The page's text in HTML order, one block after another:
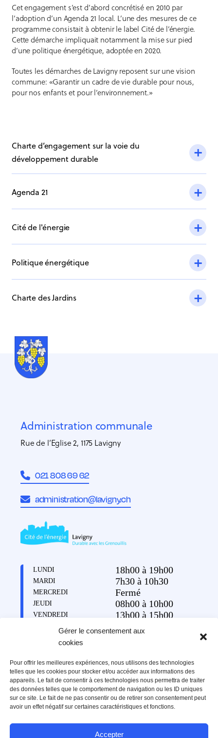
Gérer le consentement aux
cookies
Pour offrir les meilleures expériences, nous utilisons des technologies
telles que les cookies pour stocker et/ou accéder aux informations des
appareils. Le fait de consentir à ces technologies nous permettra de traiter
des données telles que le comportement de navigation ou les ID uniques
sur ce site. Le fait de ne pas consentir ou de retirer son consentement peut
avoir un effet négatif sur certaines caractéristiques et fonctions.
Accepter
Cet engagement s’est d’abord concrétisé en 2010 par
l’adoption d’un Agenda 21 local. L’une des mesures de ce
programme consistait à obtenir le label Cité de l’énergie.
Cette démarche impliquait notamment la mise sur pied
d’une politique énergétique, adoptée en 2020.
Toutes les démarches de Lavigny reposent sur une vision
commune: «Garantir un cadre de vie durable pour nous,
pour nos enfants et pour l’environnement.»
Charte d’engagement sur la voie du
développement durable
Agenda 21
Cité de l'énergie
Politique énergétique
Charte des Jardins
Administration communale
Rue de l’Eglise 2, 1175 Lavigny
021 808 69 62
administration@lavigny.ch
LUNDI 18h00 à 19h00
MARDI 7h30 à 10h30
MERCREDI Fermé
JEUDI 08h00 à 10h00
VENDREDI 13h00 à 15h00
Restez informé
Recevez périodiquement un portrait d’un habitant ou d’une
habitante, des informations pratiques, la vie de la commune et ses
événements.